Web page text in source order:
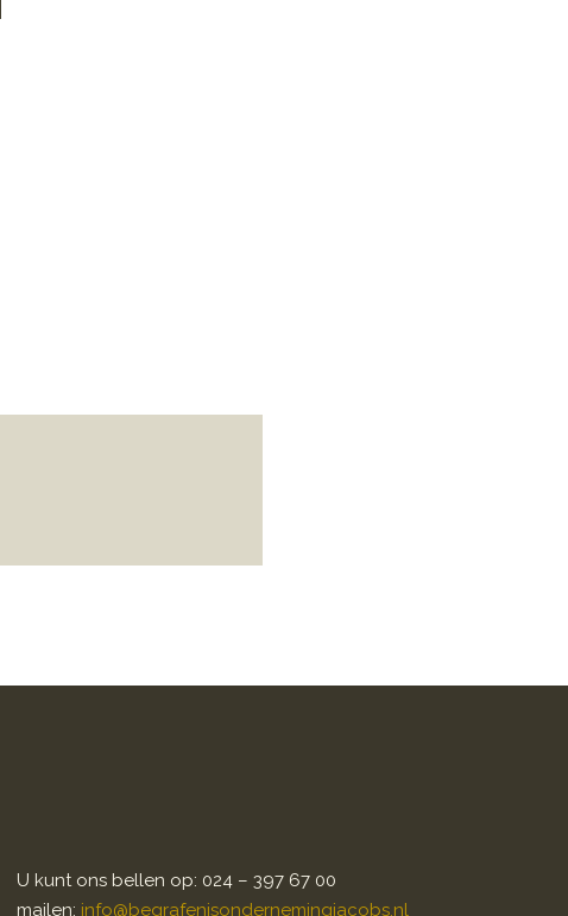
U kunt ons bellen op: 024 – 397 67 00
mailen: info@begrafenisondernemingjacobs.nl